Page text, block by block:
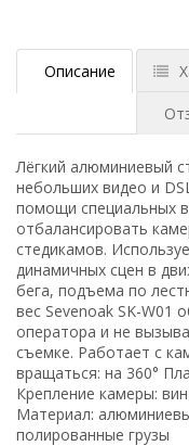
Описание
Лёгкий алюминиевый
небольших видео и
помощи специальных
отбалансировать
стедикамов.
динамичных сцен в
бега, подъема по
вес Sevenoak SK-W01
оператора и не
съемке. Работает с
вращаться: на 360°
Крепление камеры:
Материал:
полированные грузы